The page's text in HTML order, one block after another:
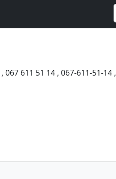
, 067 611 51 14 , 067-611-51-14 ,